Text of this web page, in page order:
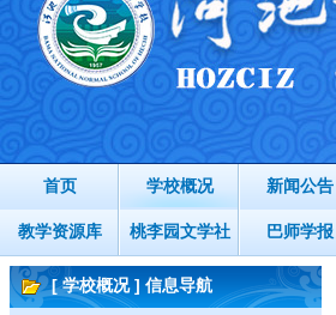
首页 学校概况 新闻公告
教学资源库 桃李园文学社 巴师学报
[ 学校概况 ] 信息导航